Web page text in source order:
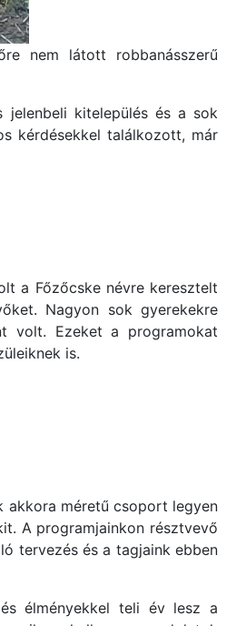
nem látott robbanásszerű
jelenbeli kitelepülés és a sok
kérdésekkel találkozott, már
a Főzőcske névre keresztelt
Nagyon sok gyerekekre
volt. Ezeket a programokat
is.
akkora méretű csoport legyen
A programjainkon résztvevő
tervezés és a tagjaink ebben
élményekkel teli év lesz a